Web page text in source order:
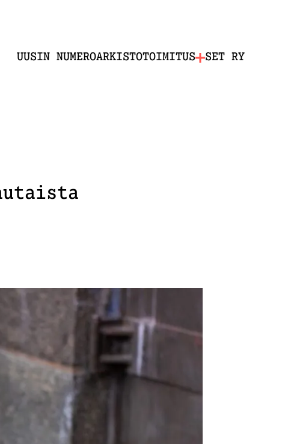
UUSIN NUMEROARKISTOTOIMITUS SET RY